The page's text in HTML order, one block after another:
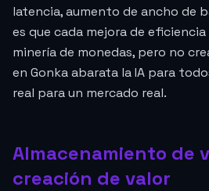
latencia, aumento de ancho de
es que cada mejora de
minería de monedas, pero no
en Gonka abarata la IA para
real para un mercado real.
Almacenamiento de
creación de valor